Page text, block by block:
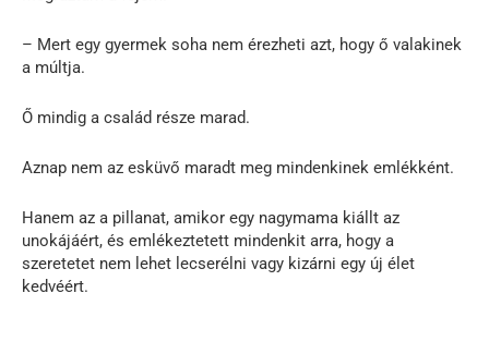
– Mert egy gyermek soha nem érezheti azt, hogy ő valakinek
a múltja.
Ő mindig a család része marad.
Aznap nem az esküvő maradt meg mindenkinek emlékként.
Hanem az a pillanat, amikor egy nagymama kiállt az
unokájáért, és emlékeztetett mindenkit arra, hogy a
szeretetet nem lehet lecserélni vagy kizárni egy új élet
kedvéért.